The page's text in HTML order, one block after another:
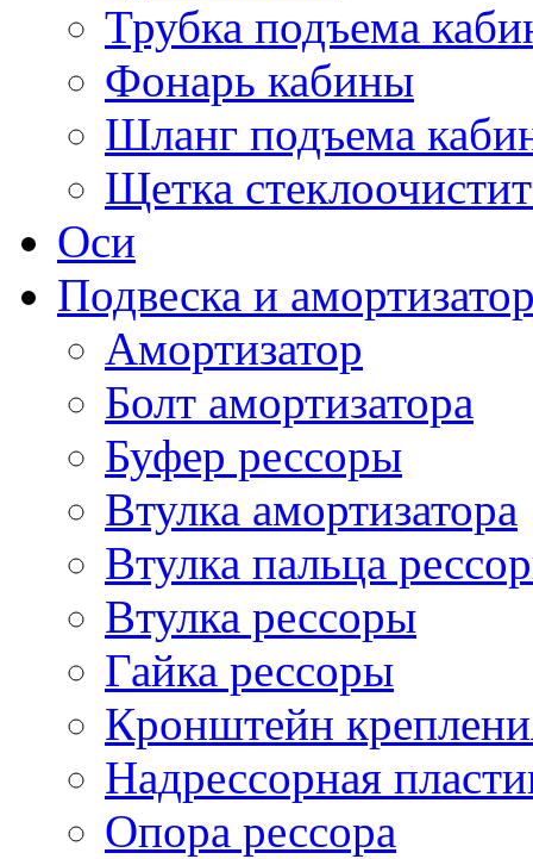
Трубка подъема
Фонарь кабины
Шланг подъема
Щетка
Оси
Подвеска и
Амортизатор
Болт амортизатора
Буфер рессоры
Втулка амортизатора
Втулка пальца
Втулка рессоры
Гайка рессоры
Кронштейн
Надрессорная
Опора рессора